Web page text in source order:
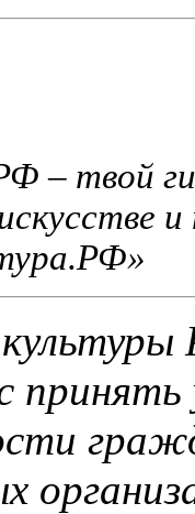
– твой
принять